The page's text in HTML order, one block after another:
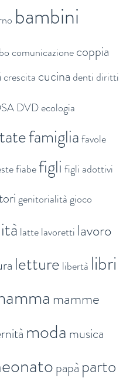
bambini
comunicazionecoppia
crescita cucinadentidiritti
DVDecologia
famigliafavole
fiabefigli figli adottivi
genitorialitàgioco
lattelavoretti lavoro
letture libertà libri
mamme
moda musica
papà parto